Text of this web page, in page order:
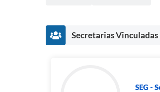
Secretarias Vinculadas
SEG -